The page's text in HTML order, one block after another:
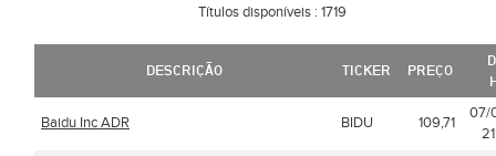
Títulos disponíveis :1719
DESCRIÇÃO TICKER PREÇO
Baidu Inc ADR BIDU 109,71
07/